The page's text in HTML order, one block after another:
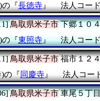
の『長徳寺 』 法人コード
鳥取県米子市下郷１０
の『東照寺』 法人コー
鳥取県米子市福市１２
の『同慶寺 』 法人コー
鳥取県米子市車尾５丁